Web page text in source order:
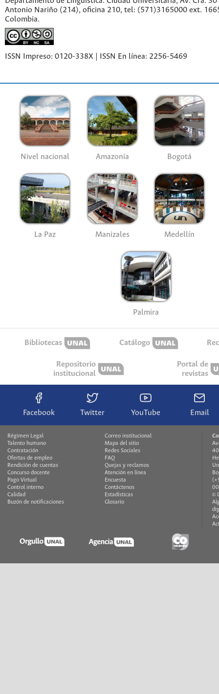
Antonio Nariño (214), oficina 210, tel: (571)3165000 ext.
Colombia.
ISSN Impreso: 0120-338X | ISSN En línea: 2256-5469
Nivel nacional Amazonía Bogotá
La Paz Manizales Medellín
Palmira
Bibliotecas Catálogo
Repositorio
institucional
Portal de
revistas
Facebook Twitter YouTube Email
Régimen Legal
Talento humano
Contratación
Ofertas de empleo
Rendición de cuentas
Concurso docente
Pago Virtual
Control interno
Calidad
Buzón de notificaciones
Correo institucional
Mapa del sitio
Redes Sociales
FAQ
Quejas y reclamos
Atención en línea
Encuesta
Contáctenos
Estadísticas
Glosario
©